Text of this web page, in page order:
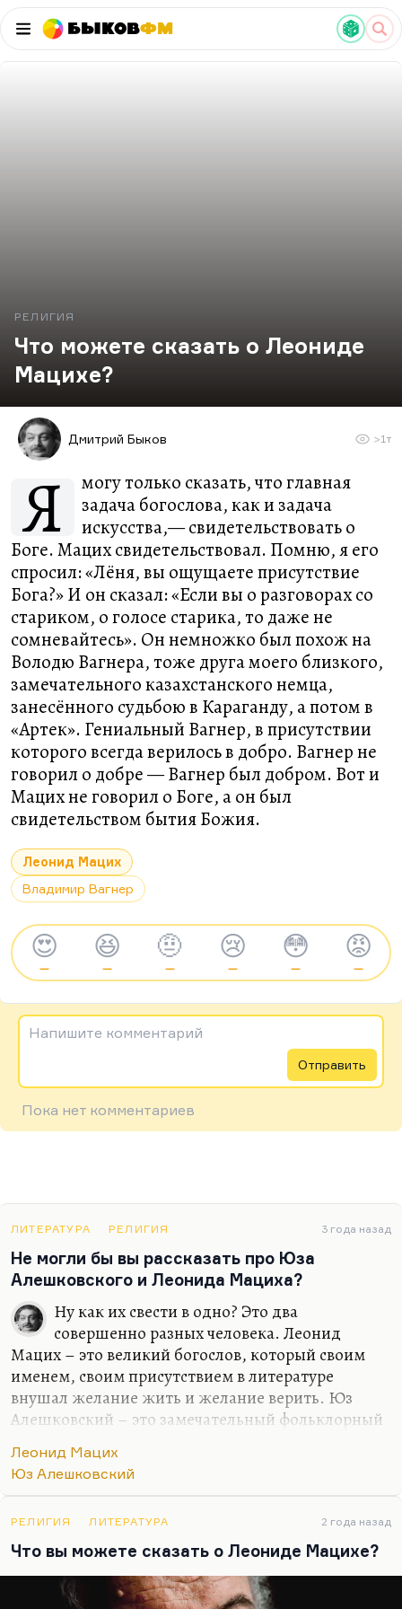
БыковФМ
РЕЛИГИЯ
Что можете сказать о Леониде
Мацихе?
Дмитрий Быков >1т
Я
могу только сказать, что главная
задача богослова, как и задача
искусства,— свидетельствовать о
Боге. Мацих свидетельствовал. Помню, я его
спросил: «Лёня, вы ощущаете присутствие
Бога?» И он сказал: «Если вы о разговорах со
стариком, о голосе старика, то даже не
сомневайтесь». Он немножко был похож на
Володю Вагнера, тоже друга моего близкого,
замечательного казахстанского немца,
занесённого судьбою в Караганду, а потом в
«Артек». Гениальный Вагнер, в присутствии
которого всегда верилось в добро. Вагнер не
говорил о добре — Вагнер был добром. Вот и
Мацих не говорил о Боге, а он был
свидетельством бытия Божия.
Леонид Мацих
Владимир Вагнер
😍
—
😆
—
🤨
—
😢
—
😳
—
😡
—
Напишите комментарий
Отправить
Пока нет комментариев
ЛИТЕРАТУРА РЕЛИГИЯ 3 года назад
Не могли бы вы рассказать про Юза
Алешковского и Леонида Мациха?
Ну как их свести в одно? Это два
совершенно разных человека. Леонид
Мацих – это великий богослов, который своим
именем, своим присутствием в литературе
внушал желание жить и желание верить. Юз
Алешковский – это замечательный фольклорный
нескольких гениальных блатных песен, автор
очень интересной прозы (в особенности «Книга
совершенно разные люди, разве что оба в бога
верили, но верили совершенно по-разному.
Для меня Леонид Мацих – один из важных
духовных авторитетов, про Юза Алешковского я
Леонид Мацих
Юз Алешковский
РЕЛИГИЯ ЛИТЕРАТУРА 2 года назад
Что вы можете сказать о Леониде Мацихе?